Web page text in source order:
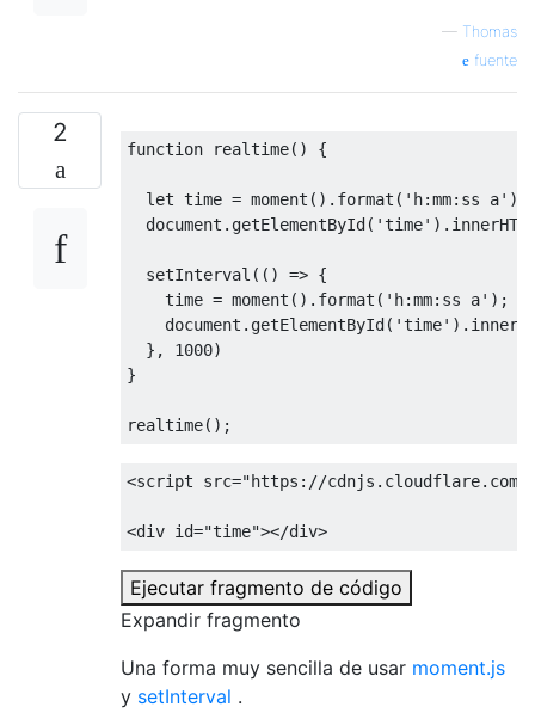
— Thomas
fuente
2
function realtime() {
let time = moment (). format ( 'h:mm:ss a' );
  document
. getElementById ( 'time' ).
  setInterval
(() => {
    time
= moment (). format ( 'h:mm:ss a' );
    document
. getElementById ( 'time' ).
},
1000)
}
realtime();
<script src="https://cdnjs.cloudflare.com/
<div id="time"></div>
Ejecutar fragmento de código
Expandir fragmento
Una forma muy sencilla de usar moment.js
y setInterval .